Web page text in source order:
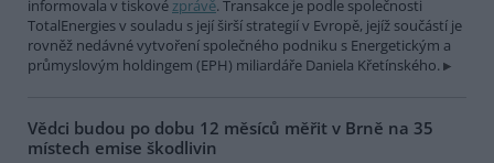
informovala v tiskovézprávě. Transakce je podle společnosti
TotalEnergies v souladu s její širší strategií v Evropě, jejíž součástí je
rovněž nedávné vytvoření společného podniku s Energetickým a
průmyslovým holdingem (EPH) miliardáře Daniela Křetínského.
Vědci budou po dobu 12 měsíců měřit v Brně na 35
místech emise škodlivin